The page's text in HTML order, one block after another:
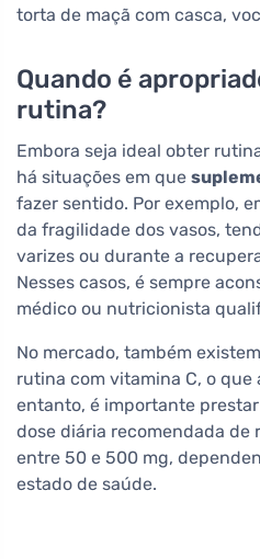
torta de maçã com casca,
Quando é
rutina?
Embora seja ideal obter
há situações em que
fazer sentido. Por exemplo,
da fragilidade dos vasos,
varizes ou durante a
Nesses casos, é sempre
médico ou nutricionista
No mercado, também
rutina com vitamina C, o que
entanto, é importante
dose diária recomendada de
entre 50 e 500 mg,
estado de saúde.